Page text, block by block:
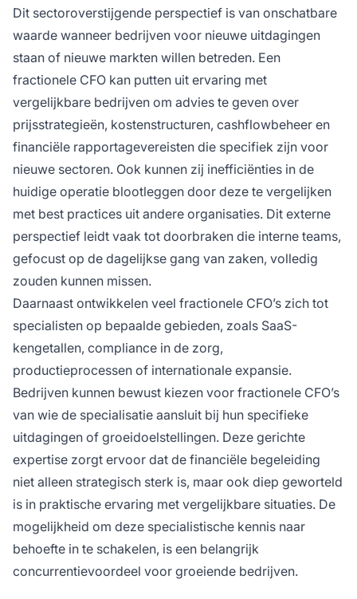
Dit sectoroverstijgende perspectief is van onschatbare
waarde wanneer bedrijven voor nieuwe uitdagingen
staan of nieuwe markten willen betreden. Een
fractionele CFO kan putten uit ervaring met
vergelijkbare bedrijven om advies te geven over
prijsstrategieën, kostenstructuren, cashflowbeheer en
financiële rapportagevereisten die specifiek zijn voor
nieuwe sectoren. Ook kunnen zij inefficiënties in de
huidige operatie blootleggen door deze te vergelijken
met best practices uit andere organisaties. Dit externe
perspectief leidt vaak tot doorbraken die interne teams,
gefocust op de dagelijkse gang van zaken, volledig
zouden kunnen missen.
Daarnaast ontwikkelen veel fractionele CFO’s zich tot
specialisten op bepaalde gebieden, zoals SaaS-
kengetallen, compliance in de zorg,
productieprocessen of internationale expansie.
Bedrijven kunnen bewust kiezen voor fractionele CFO’s
van wie de specialisatie aansluit bij hun specifieke
uitdagingen of groeidoelstellingen. Deze gerichte
expertise zorgt ervoor dat de financiële begeleiding
niet alleen strategisch sterk is, maar ook diep geworteld
is in praktische ervaring met vergelijkbare situaties. De
mogelijkheid om deze specialistische kennis naar
behoefte in te schakelen, is een belangrijk
concurrentievoordeel voor groeiende bedrijven.